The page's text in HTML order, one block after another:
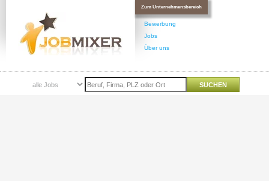
Zum Unternehmensbereich
Bewerbung
Jobs
Über uns